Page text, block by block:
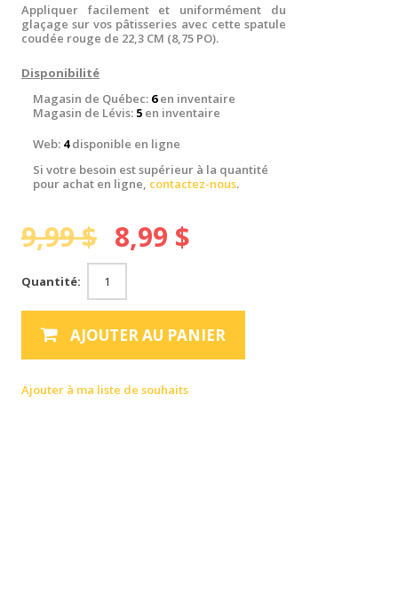
Appliquer facilement et uniformément du
glaçage sur vos pâtisseries avec cette spatule
coudée rouge de 22,3 CM (8,75 PO).
Disponibilité
Magasin de Québec: 6en inventaire
Magasin de Lévis: 5 en inventaire
Web: 4disponible en ligne
Si votre besoin est supérieur à la quantité
pour achat en ligne, contactez-nous.
9,99 $ 8,99 $
Quantité:
AJOUTER AU PANIER
Ajouter à ma liste de souhaits